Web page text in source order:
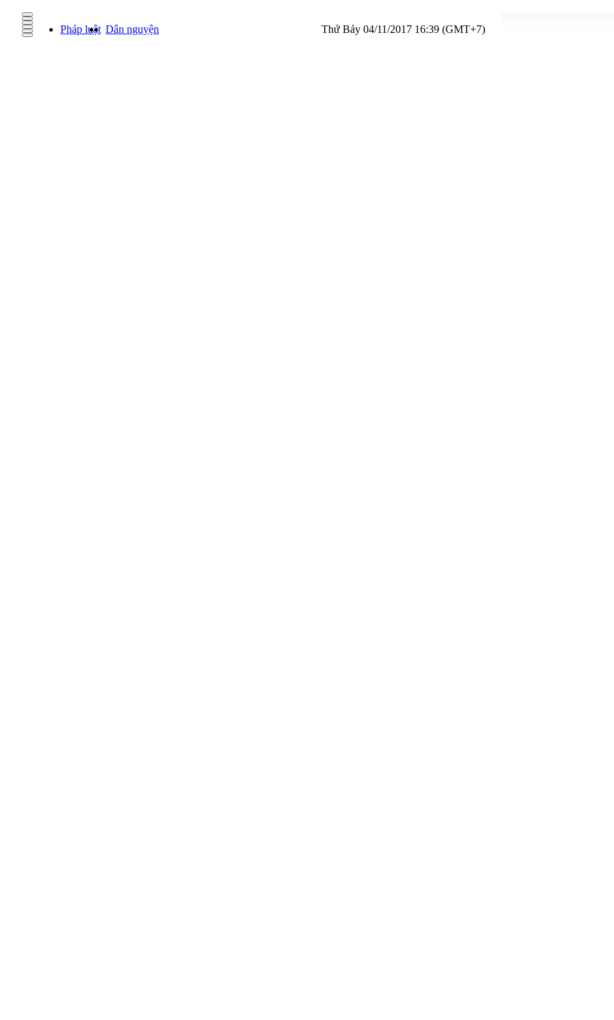
Pháp luật Dân nguyện Thứ Bảy 04/11/2017 16:39 (GMT+7)